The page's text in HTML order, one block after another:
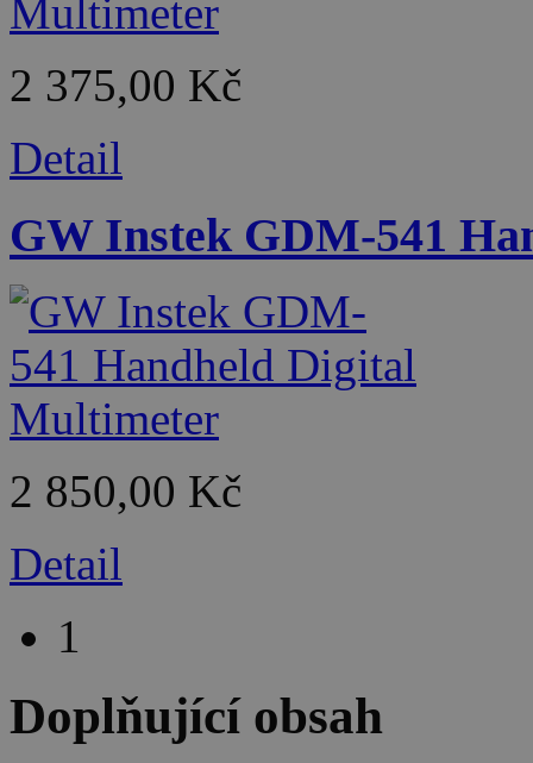
2 375,00 Kč
Detail
GW Instek GDM-541
2 850,00 Kč
Detail
1
Doplňující obsah